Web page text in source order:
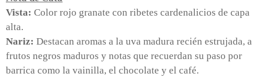
Vista: Color rojo granate con ribetes cardenalicios de capa
alta.
Nariz: Destacan aromas a la uva madura recién estrujada, a
frutos negros maduros y notas que recuerdan su paso por
barrica como la vainilla, el chocolate y el café.